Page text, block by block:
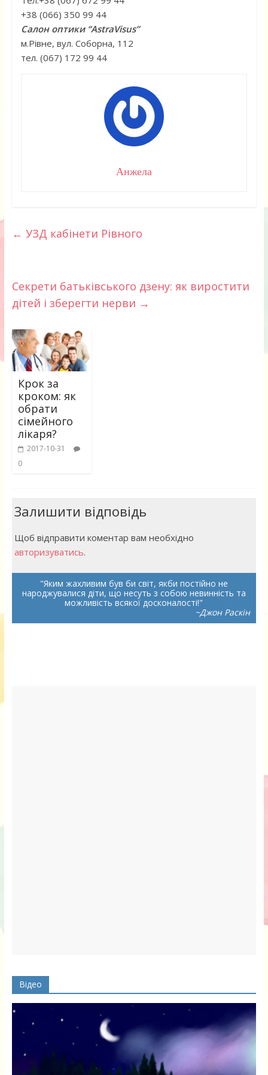
+38 (066) 350 99 44
Салон оптики “AstraVisus”
м.Рівне, вул. Соборна, 112
тел. (067) 172 99 44
Анжела
← УЗД кабінети Рівного
Секрети батьківського дзену: як виростити
дітей і зберегти нерви →
Крок за
кроком: як
обрати
сімейного
лікаря?
2017-10-31
0
Залишити відповідь
Щоб відправити коментар вам необхідно
авторизуватись.
Яким жахливим був би світ, якби постійно не
народжувалися діти, що несуть з собою невинність та
можливість всякої досконалості!
~Джон Раскін
Відео